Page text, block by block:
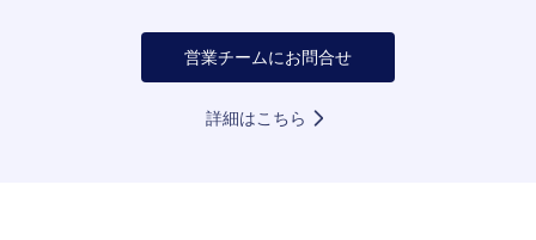
フォームの外観に満足したら、ビルダーの上部に
ある公開をクリックするだけです。
入力可能なPDFフォームをリンク、メール、QR
営業チームにお問合せ
詳細はこちら